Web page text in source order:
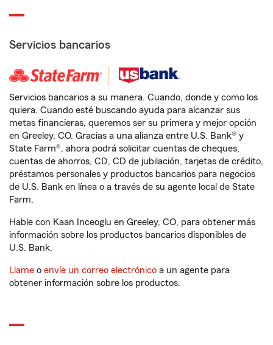
Servicios bancarios
Servicios bancarios a su manera. Cuando, donde y como los
quiera. Cuando esté buscando ayuda para alcanzar sus
metas financieras, queremos ser su primera y mejor opción
en Greeley, CO. Gracias a una alianza entre U.S. Bank® y
State Farm®, ahora podrá solicitar cuentas de cheques,
cuentas de ahorros, CD, CD de jubilación, tarjetas de crédito,
préstamos personales y productos bancarios para negocios
de U.S. Bank en línea o a través de su agente local de State
Farm.
Hable con Kaan Inceoglu en Greeley, CO, para obtener más
información sobre los productos bancarios disponibles de
U.S. Bank.
Llame o envíe un correo electrónico a un agente para
obtener información sobre los productos.